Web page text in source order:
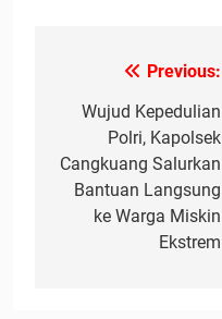
Navigasi
pos
Previous:
Wujud Kepedulian
Polri, Kapolsek
Cangkuang Salurkan
Bantuan Langsung
ke Warga Miskin
Ekstrem